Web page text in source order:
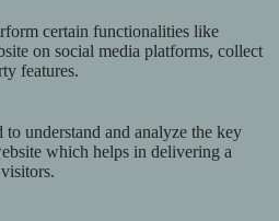
certain functionalities like
on social media platforms, collect
features.
to understand and analyze the key
which helps in delivering a